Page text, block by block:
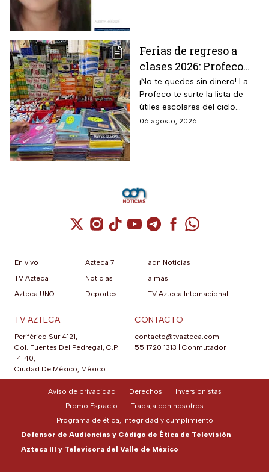
Ferias de regreso a
clases 2026: Profeco
anuncia descuentos
en útiles, mochilas y
uniformes; consulta
sedes
¡No te quedes sin dinero! La
Profeco te surte la lista de
útiles escolares del ciclo
2026-2027 a precios de
06 agosto, 2026
Cuenta de X / Twitter (se abre en una
Cuenta de Instagram (se abre en una
Cuenta de TikTok (se abre en
Cuenta de YouTube (se abre
Cuenta de Telegram (se
Cuenta de
Cuenta de
En vivo
TV Azteca
Azteca UNO
Azteca 7
Noticias
Deportes
adn Noticias
a más +
TV Azteca Internacional
TV AZTECA
Periférico Sur 4121,
Col. Fuentes Del Pedregal, C.P.
14140,
Ciudad De México, México.
CONTACTO
contacto@tvazteca.com
55 1720 1313
Conmutador
Aviso de privacidad Derechos
Inversionistas
Promo Espacio
Trabaja con nosotros
Programa de ética, integridad y cumplimiento
Defensor de Audiencias y Código de Ética de Televisión
Azteca III y Televisora del Valle de México